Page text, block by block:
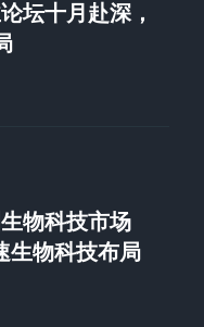
坛十月赴深，
物科技市场
生物科技布局